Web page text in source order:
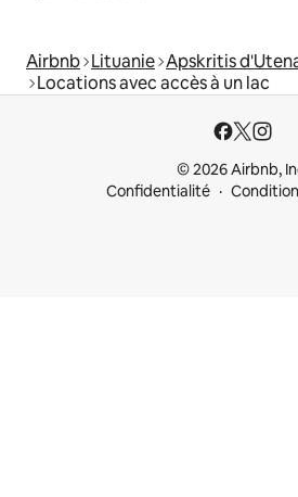
Airbnb Lituanie Apskritis
Locations avec accès à un lac
© 2026 Airbnb,
Confidentialité